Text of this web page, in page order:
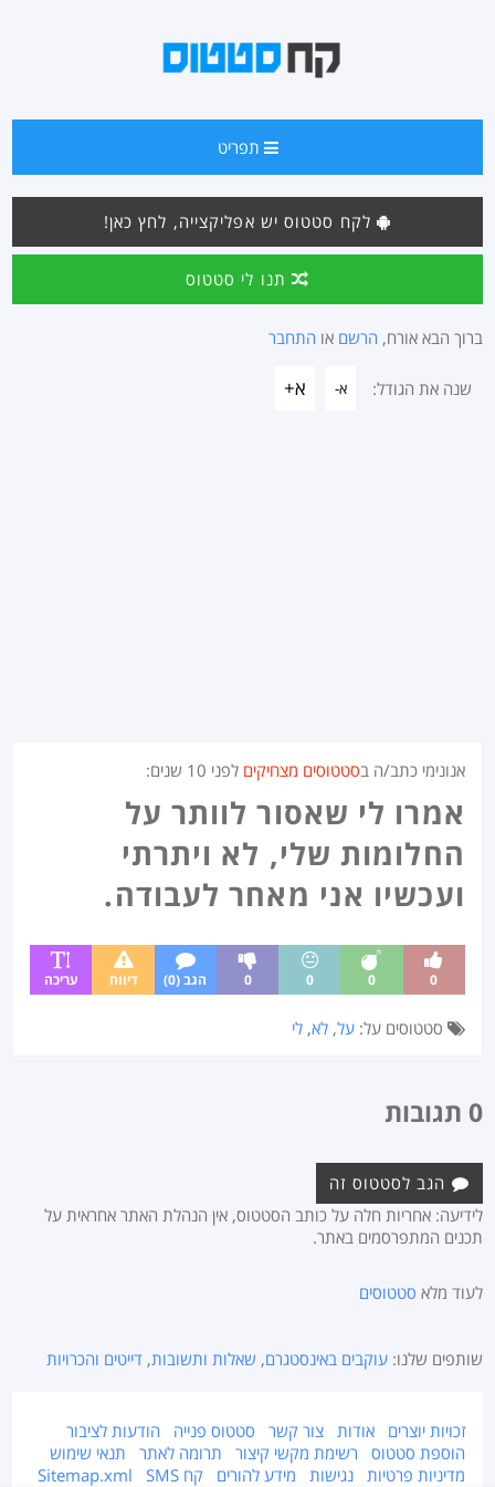
תפריט
לקח סטטוס יש אפליקצייה, לחץ כאן!
תנו לי סטטוס
ברוך הבא אורח, הרשם או התחבר
שנה את הגודל: א- א+
אנונימי כתב/ה בסטטוסים מצחיקים לפני 10 שנים :
אמרו לי שאסור לוותר על
החלומות שלי, לא ויתרתי
ועכשיו אני מאחר לעבודה.
0
0
0
0 הגב (0) דיווח עריכה
סטטוסים על:על,לא,לי
0 תגובות
הגב לסטטוס זה
לידיעה: אחריות חלה על כותב הסטטוס, אין הנהלת האתר אחראית על
תכנים המתפרסמים באתר.
לעוד מלא סטטוסים
שותפים שלנו:עוקבים באינסטגרם, שאלות ותשובות, דייטים והכרויות
זכויות יוצרים אודות צור קשר סטטוס פנייה
הודעות לציבור
הוספת סטטוס
רשימת מקשי קיצור תרומה לאתר
תנאי שימוש
מדיניות פרטיות
נגישות מידע להורים קח SMS Sitemap.xml